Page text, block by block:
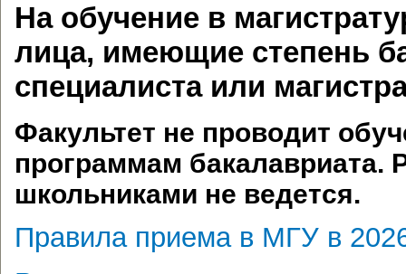
На обучение в
лица, имеющие степень
специалиста или
Факультет не проводит
программам бакалавриата.
школьниками не ведется.
Правила приема в МГУ в